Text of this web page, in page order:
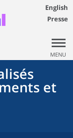
English
Presse
MENU
et